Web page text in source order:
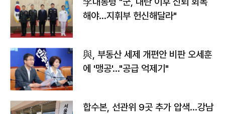
해야…지휘부 헌신해달라"
與, 부동산 세제 개편안 비판 오세훈
에 '맹공'…"공급 억제기"
합수본, 선관위 9곳 추가 압색…강남